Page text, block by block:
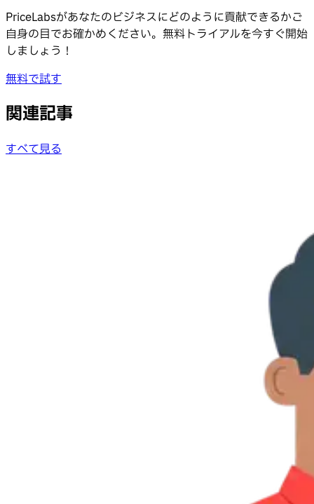
PriceLabsがあなたのビジネスにどのように貢献できるかご
自身の目でお確かめください。無料トライアルを今すぐ開始
しましょう！
無料で試す
関連記事
すべて見る